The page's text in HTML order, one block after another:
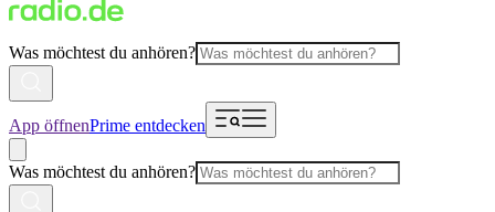
Was möchtest du anhören?
App öffnenPrime entdecken
Was möchtest du anhören?